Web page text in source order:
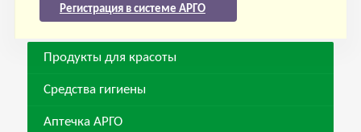
Регистрация в системе АРГО
Продукты для красоты
Средства гигиены
Аптечка АРГО